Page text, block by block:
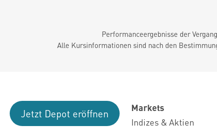
Performanceergebnisse der
Alle Kursinformationen sind nach den
Jetzt Depot eröffnen
Markets
Indizes & Aktien